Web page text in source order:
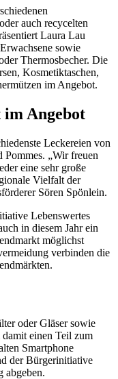
auch recycelten
Laura Lau
sowie
Thermosbecher. Die
Kosmetiktaschen,
im Angebot.
Angebot
Leckereien von
„Wir freuen
eine sehr große
Vielfalt der
Sören Spönlein.
Lebenswertes
in diesem Jahr ein
möglichst
verbinden die
oder Gläser sowie
einen Teil zum
Smartphone
der Bürgerinitiative
abgeben.